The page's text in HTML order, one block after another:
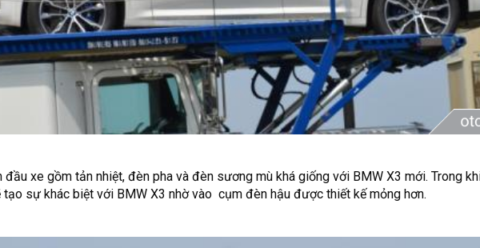
đầu xe gồm tản nhiệt, đèn pha và đèn sương mù khá giống với BMW X3 mới. Trong
sự khác biệt với BMW X3 nhờ vào cụm đèn hậu được thiết kế mỏng hơn.